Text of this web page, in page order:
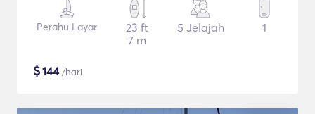
Perahu Layar
23 ft
7 m
5 Jelajah 1
$144/hari